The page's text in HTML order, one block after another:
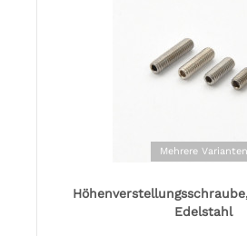
Mehrere Varianten
Edelstahl